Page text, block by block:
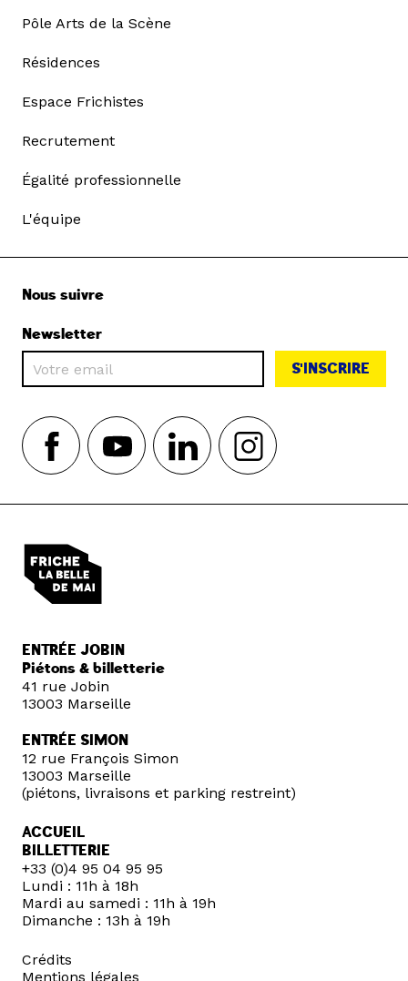
Pôle Arts de la Scène
Résidences
Espace Frichistes
Recrutement
Égalité professionnelle
L'équipe
Nous suivre
Newsletter
S'INSCRIRE
ENTRÉE JOBIN
Piétons & billetterie
41 rue Jobin
13003 Marseille
ENTRÉE SIMON
12 rue François Simon
13003 Marseille
(piétons, livraisons et parking restreint)
ACCUEIL
BILLETTERIE
+33 (0)4 95 04 95 95
Lundi : 11h à 18h
Mardi au samedi : 11h à 19h
Dimanche : 13h à 19h
Crédits
Mentions légales